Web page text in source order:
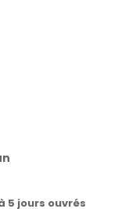
5 jours ouvrés